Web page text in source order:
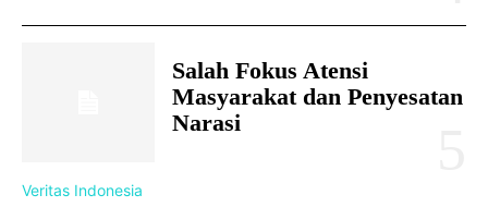
Salah Fokus Atensi
Masyarakat dan Penyesatan
Narasi
Veritas Indonesia